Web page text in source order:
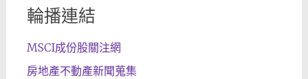
輪播連結
MSCI成份股關注網
房地產不動產新聞蒐集